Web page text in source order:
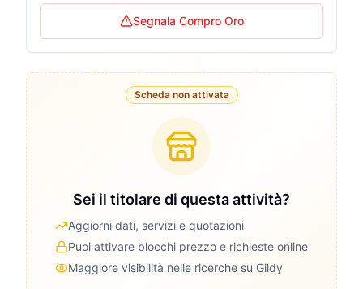
Segnala Compro Oro
Scheda non attivata
Sei il titolare di questa attività?
Aggiorni dati, servizi e quotazioni
Puoi attivare blocchi prezzo e richieste online
Maggiore visibilità nelle ricerche su Gildy